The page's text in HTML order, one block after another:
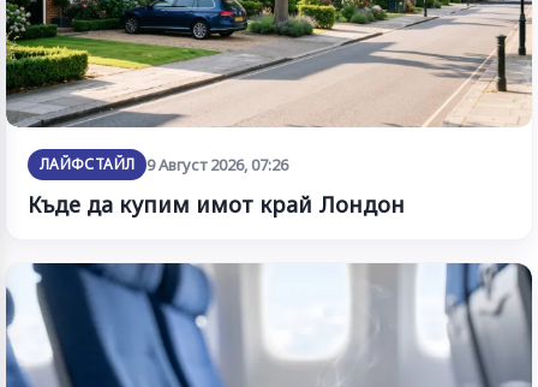
ЛАЙФСТАЙЛ 9 Август 2026, 07:26
Къде да купим имот край Лондон